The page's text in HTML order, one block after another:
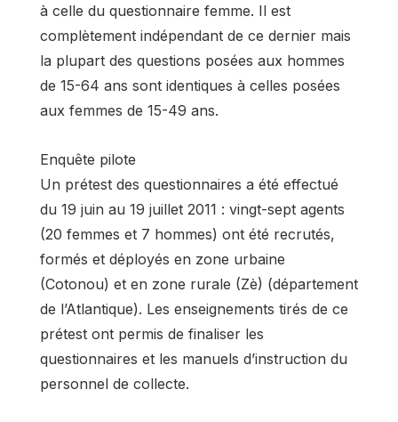
à celle du questionnaire femme. Il est
complètement indépendant de ce dernier mais
la plupart des questions posées aux hommes
de 15-64 ans sont identiques à celles posées
aux femmes de 15-49 ans.
Enquête pilote
Un prétest des questionnaires a été effectué
du 19 juin au 19 juillet 2011 : vingt-sept agents
(20 femmes et 7 hommes) ont été recrutés,
formés et déployés en zone urbaine
(Cotonou) et en zone rurale (Zè) (département
de l’Atlantique). Les enseignements tirés de ce
prétest ont permis de finaliser les
questionnaires et les manuels d’instruction du
personnel de collecte.